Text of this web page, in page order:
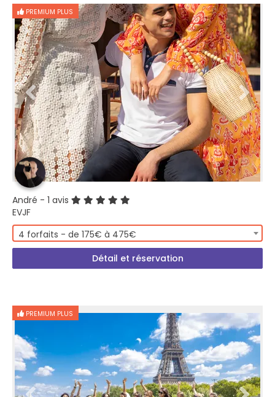
PREMIUM PLUS
André - 1 avis
EVJF
4 forfaits - de 175€ à 475€
Détail et réservation
PREMIUM PLUS